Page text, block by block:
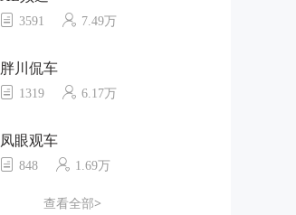
3591 7.49万
胖川侃车
1319 6.17万
凤眼观车
848 1.69万
查看全部>